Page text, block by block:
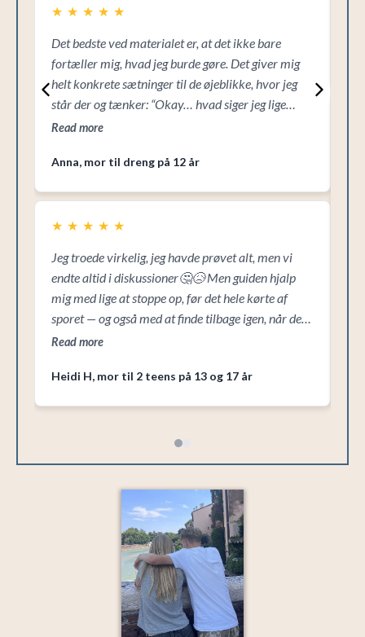
★ ★ ★ ★ ★
Det bedste ved materialet er, at det ikke bare
fortæller mig, hvad jeg burde gøre. Det giver mig
helt konkrete sætninger til de øjeblikke, hvor jeg
står der og tænker: “Okay… hvad siger jeg lige
nu?”👏
Read more
Anna, mor til dreng på 12 år
★ ★ ★ ★ ★
Jeg troede virkelig, jeg havde prøvet alt, men vi
endte altid i diskussioner🤔😥 Men guiden hjalp
mig med lige at stoppe op, før det hele kørte af
sporet — og også med at finde tilbage igen, når det
allerede var gået galt. Det har faktisk gjort en
Read more
Heidi H, mor til 2 teens på 13 og 17 år